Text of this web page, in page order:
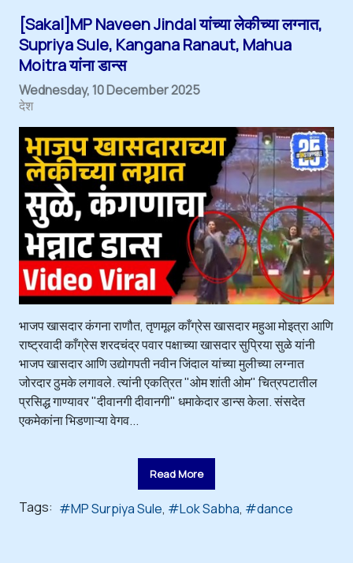
[Sakal]MP Naveen Jindal यांच्या लेकीच्या लग्नात,
Supriya Sule, Kangana Ranaut, Mahua
Moitra यांना डान्स
Wednesday, 10 December 2025
देश
भाजप खासदार कंगना राणौत, तृणमूल काँग्रेस खासदार महुआ मोइत्रा आणि
राष्ट्रवादी काँग्रेस शरदचंद्र पवार पक्षाच्या खासदार सुप्रिया सुळे यांनी
भाजप खासदार आणि उद्योगपती नवीन जिंदाल यांच्या मुलीच्या लग्नात
जोरदार ठुमके लगावले. त्यांनी एकत्रित "ओम शांती ओम" चित्रपटातील
प्रसिद्ध गाण्यावर "दीवानगी दीवानगी" धमाकेदार डान्स केला. संसदेत
एकमेकांना भिडणाऱ्या वेगव...
Read More
Tags: MP Surpiya Sule Lok Sabha dance